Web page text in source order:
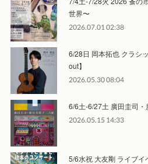
世界〜
2026.07.01 02:38
6/28日 岡本拓也 クラシ
out】
2026.05.30 08:04
6/6土-6/27土 廣田圭司・
2026.05.15 14:33
5/6水祝 大友剛 ライブイ